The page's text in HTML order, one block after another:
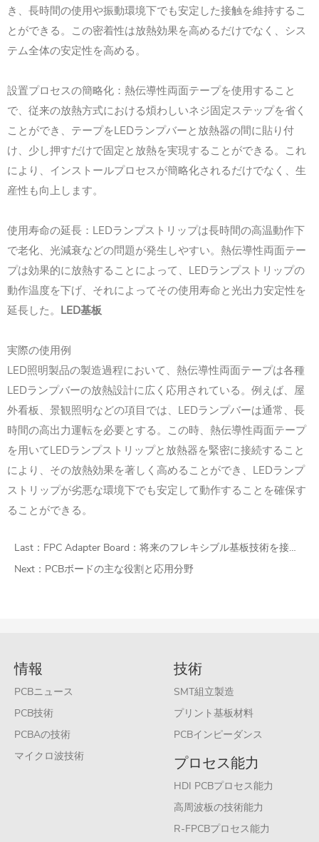
き、長時間の使用や振動環境下でも安定した接触を維持するこ
とができる。この密着性は放熱効果を高めるだけでなく、シス
テム全体の安定性を高める。
設置プロセスの簡略化：熱伝導性両面テープを使用すること
で、従来の放熱方式における煩わしいネジ固定ステップを省く
ことができ、テープをLEDランプバーと放熱器の間に貼り付
け、少し押すだけで固定と放熱を実現することができる。これ
により、インストールプロセスが簡略化されるだけでなく、生
産性も向上します。
使用寿命の延長： LEDランプストリップは長時間の高温動作下
で老化、光減衰などの問題が発生しやすい。熱伝導性両面テー
プは効果的に放熱することによって、 LEDランプストリップの
動作温度を下げ、それによってその使用寿命と光出力安定性を
延長した。 LED基板
実際の使用例
LED照明製品の製造過程において、熱伝導性両面テープは各種
LEDランプバーの放熱設計に広く応用されている。例えば、屋
外看板、景観照明などの項目では、 LEDランプバーは通常、長
時間の高出力運転を必要とする。この時、熱伝導性両面テープ
を用いてLEDランプストリップと放熱器を緊密に接続すること
により、その放熱効果を著しく高めることができ、 LEDランプ
ストリップが劣悪な環境下でも安定して動作することを確保す
ることができる。
Last： FPC Adapter Board：将来のフレキシブル基板技術を接続する
Next： PCBボードの主な役割と応用分野
情報
PCBニュース
PCB技術
PCBAの技術
マイクロ波技術
技術
SMT組立製造
プリント基板材料
PCBインピーダンス
プロセス能力
HDI PCBプロセス能力
高周波板の技術能力
R-FPCBプロセス能力